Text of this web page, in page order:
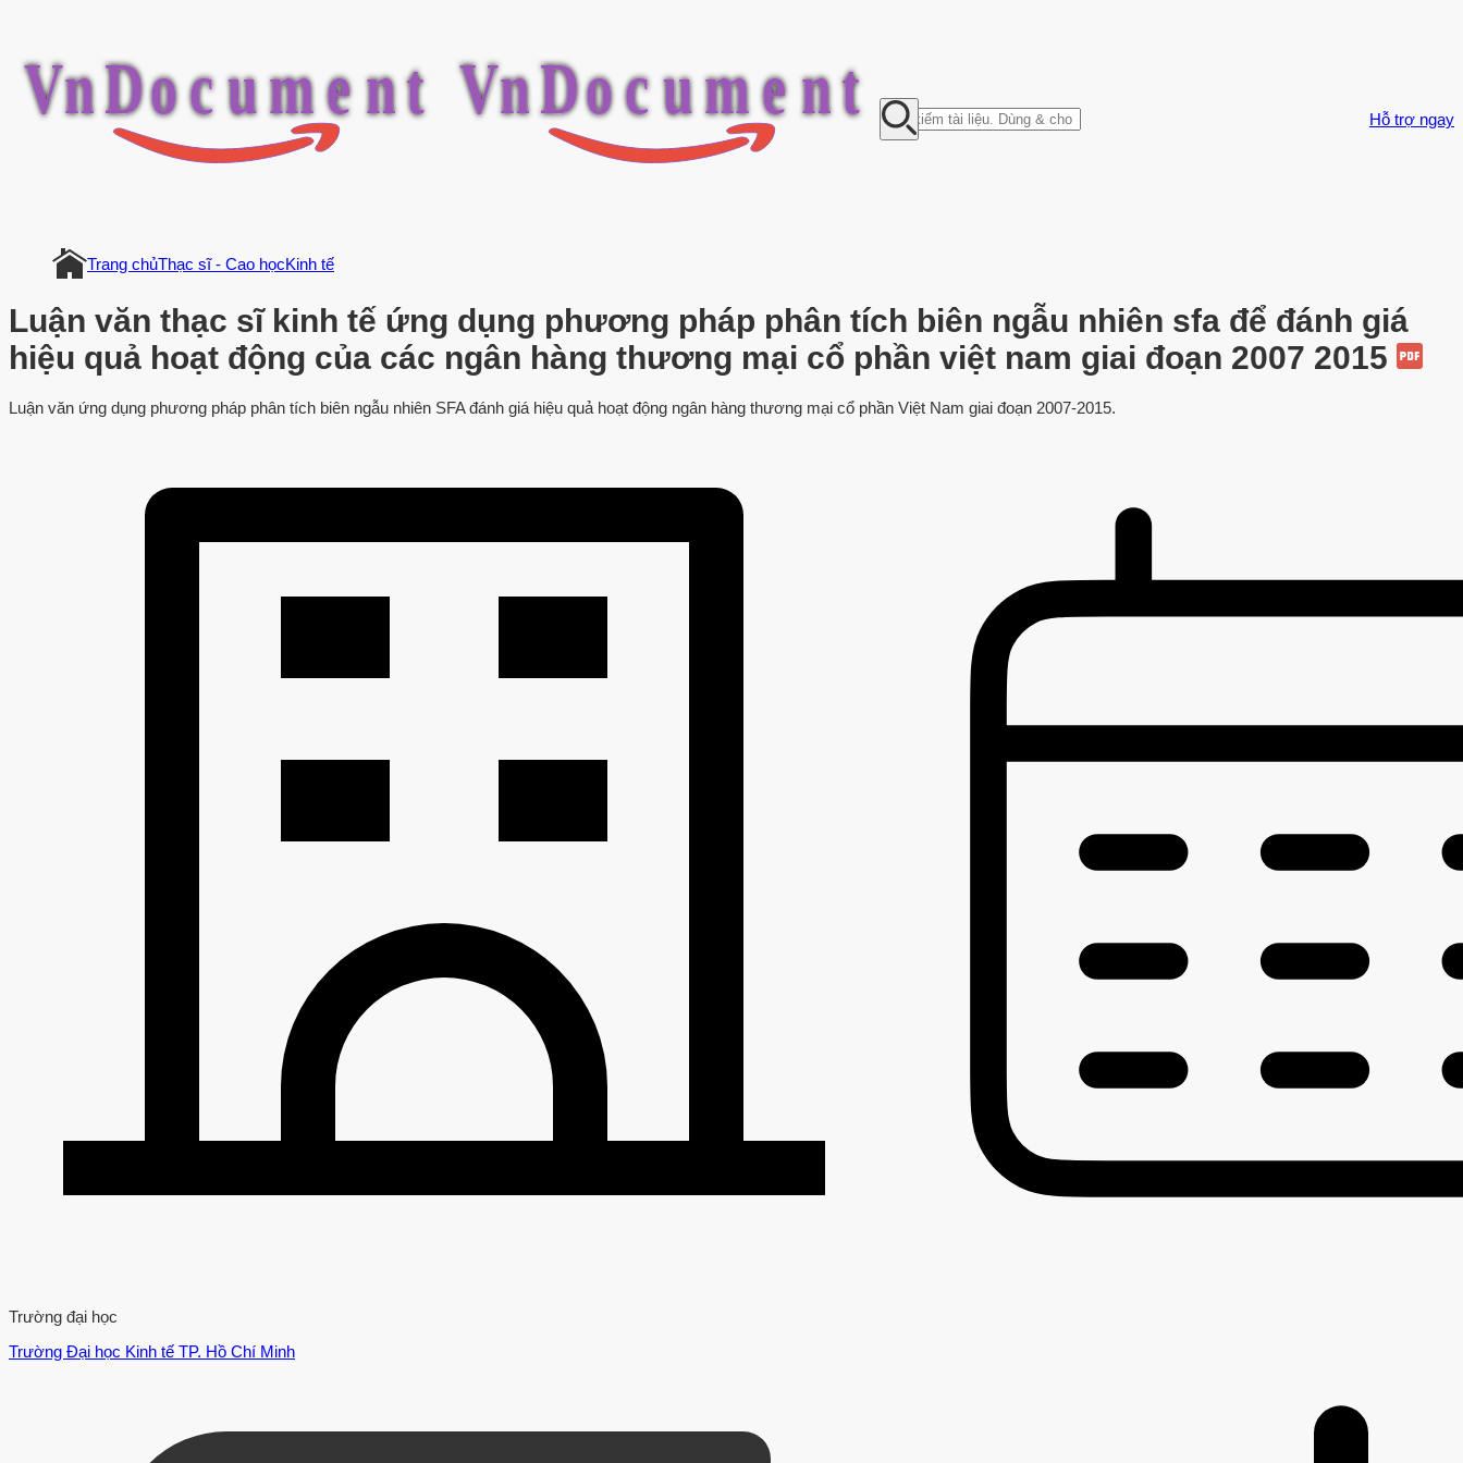
VnDocument VnDocument Hỗ trợ ngay
Trang chủThạc sĩ - Cao họcKinh tế
Luận văn thạc sĩ kinh tế ứng dụng phương pháp phân tích biên ngẫu nhiên sfa để đánh giá
hiệu quả hoạt động của các ngân hàng thương mại cổ phần việt nam giai đoạn 2007 2015
Luận văn ứng dụng phương pháp phân tích biên ngẫu nhiên SFA đánh giá hiệu quả hoạt động ngân hàng thương mại cổ phần Việt Nam giai đoạn 2007-2015.
Trường đại học
Trường Đại học Kinh tế TP. Hồ Chí Minh